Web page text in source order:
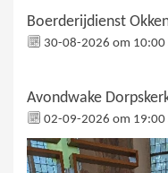
Boerderijdienst
30-08-2026 om 10:00
Avondwake
02-09-2026 om 19:00